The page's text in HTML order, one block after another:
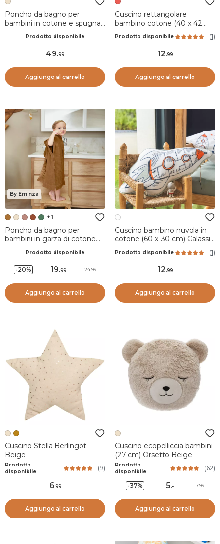
Poncho da bagno per
bambini in cotone e spugna
Prodotto disponibile
49.99
Aggiungo al carrello
Cuscino rettangolare
bambino cotone (40 x 42
Prodotto disponibile (1)
12.99
Aggiungo al carrello
By Eminza
+1
Poncho da bagno per
bambini in garza di cotone
Prodotto disponibile
-20% 19.99 24.99
Aggiungo al carrello
Cuscino bambino nuvola in
cotone (60 x 30 cm) Galassia
Prodotto disponibile (1)
12.99
Aggiungo al carrello
Cuscino Stella Berlingot
Beige
Prodotto
disponibile
(9)
6.99
Aggiungo al carrello
Cuscino ecopelliccia bambini
(27 cm) Orsetto Beige
Prodotto
disponibile
(62)
-37% 5.- 7.99
Aggiungo al carrello